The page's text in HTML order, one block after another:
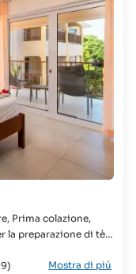
Mostra di piú